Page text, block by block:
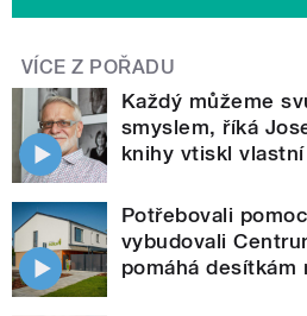
VÍCE Z POŘADU
Každý můžeme
smyslem, říká
knihy vtiskl
Potřebovali
vybudovali
pomáhá desítkám